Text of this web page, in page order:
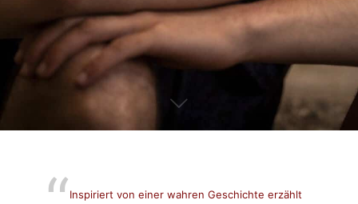
Inspiriert von einer wahren Geschichte erzählt